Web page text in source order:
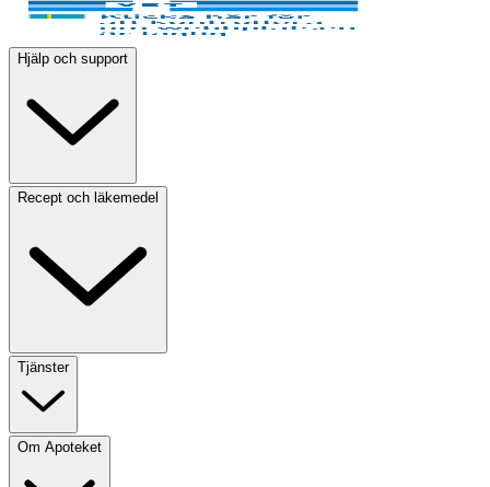
Hjälp och support
Recept och läkemedel
Tjänster
Om Apoteket